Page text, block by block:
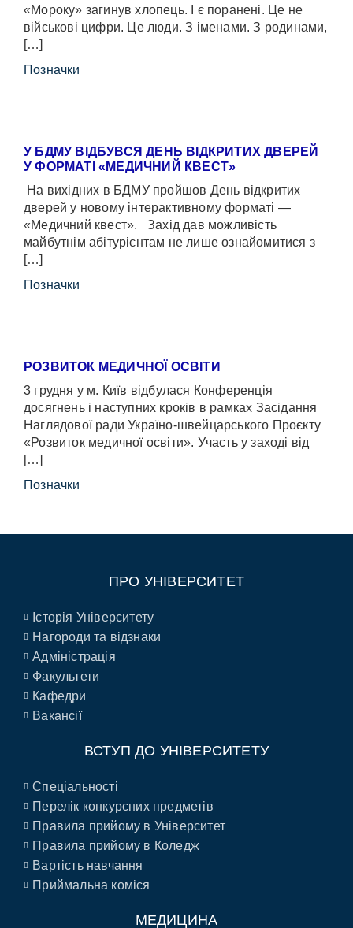
«Мороку» загинув хлопець. І є поранені. Це не
військові цифри. Це люди. З іменами. З родинами,
[…]
Позначки
У БДМУ ВІДБУВСЯ ДЕНЬ ВІДКРИТИХ ДВЕРЕЙ
У ФОРМАТІ «МЕДИЧНИЙ КВЕСТ»
На вихідних в БДМУ пройшов День відкритих
дверей у новому інтерактивному форматі —
«Медичний квест». Захід дав можливість
майбутнім абітурієнтам не лише ознайомитися з
[…]
Позначки
РОЗВИТОК МЕДИЧНОЇ ОСВІТИ
3 грудня у м. Київ відбулася Конференція
досягнень і наступних кроків в рамках Засідання
Наглядової ради Україно-швейцарського Проєкту
«Розвиток медичної освіти». Участь у заході від
[…]
Позначки
ПРО УНІВЕРСИТЕТ
Історія Університету
Нагороди та відзнаки
Адміністрація
Факультети
Кафедри
Вакансії
ВСТУП ДО УНІВЕРСИТЕТУ
Спеціальності
Перелік конкурсних предметів
Правила прийому в Університет
Правила прийому в Коледж
Вартість навчання
Приймальна коміся
МЕДИЦИНА